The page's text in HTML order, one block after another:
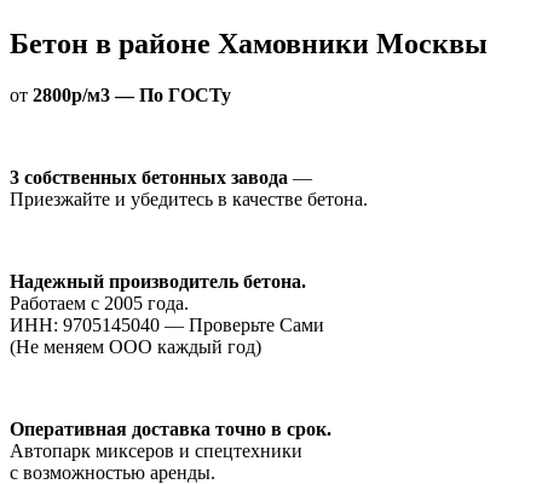
Бетон в районе Хамовники Москвы
от 2800р/м3 — По ГОСТу
3 собственных бетонных завода —
Приезжайте и убедитесь в качестве бетона.
Надежный производитель бетона.
Работаем с 2005 года.
ИНН: 9705145040 — Проверьте Сами
(Не меняем ООО каждый год)
Оперативная доставка точно в срок.
Автопарк миксеров и спецтехники
с возможностью аренды.